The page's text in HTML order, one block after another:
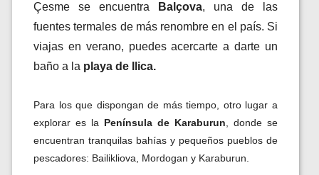
Çesme se encuentra
Balçova, una de las
fuentes termales de más renombre en el país. Si
viajas en verano, puedes acercarte a darte un
baño a la playa de Ilica.
Para los que dispongan de más tiempo, otro lugar a
explorar es la Península de Karaburun, donde se
encuentran tranquilas bahías y pequeños pueblos de
pescadores: Bailikliova, Mordogan y Karaburun.